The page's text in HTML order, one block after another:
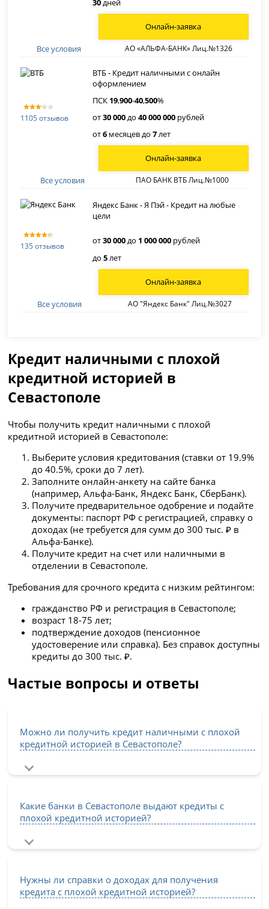
30дней
Все условия АО «АЛЬФА-БАНК» Лиц.№1326
Онлайн-заявка
1105 отзывов
ВТБ - Кредит наличными с онлайн
оформлением
ПСК 19,900-40,500%
от30 000до40 000 000 рублей
от6 месяцев до7лет
Все условия ПАО БАНК ВТБ Лиц.№1000
Онлайн-заявка
135 отзывов
Яндекс Банк - Я Пэй - Кредит на любые
цели
от30 000до 1 000 000 рублей
до5 лет
Все условия АО "Яндекс Банк" Лиц.№3027
Онлайн-заявка
Кредит наличными с плохой
кредитной историей в
Севастополе
Чтобы получить кредит наличными с плохой
кредитной историей в Севастополе:
Выберите условия кредитования (ставки от 19.9%
до 40.5%, сроки до 7 лет).
Заполните онлайн-анкету на сайте банка
(например, Альфа-Банк, Яндекс Банк, СберБанк).
Получите предварительное одобрение и подайте
документы: паспорт РФ с регистрацией, справку о
доходах (не требуется для сумм до 300 тыс. ₽ в
Альфа-Банке).
Получите кредит на счет или наличными в
отделении в Севастополе.
Требования для срочного кредита с низким рейтингом:
гражданство РФ и регистрация в Севастополе;
возраст 18-75 лет;
подтверждение доходов (пенсионное
удостоверение или справка). Без справок доступны
кредиты до 300 тыс. ₽.
Частые вопросы и ответы
Можно ли получить кредит наличными с плохой
кредитной историей в Севастополе?
Какие банки в Севастополе выдают кредиты с
плохой кредитной историей?
Нужны ли справки о доходах для получения
кредита с плохой кредитной историей?